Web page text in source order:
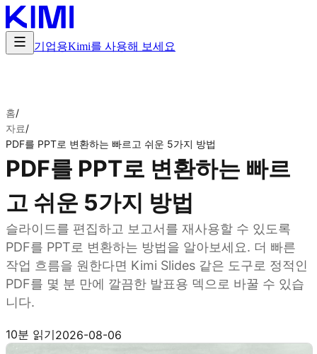
기업용Kimi를 사용해 보세요
홈/
자료/
PDF를 PPT로 변환하는 빠르고 쉬운 5가지 방법
PDF를 PPT로 변환하는 빠르
고 쉬운 5가지 방법
슬라이드를 편집하고 보고서를 재사용할 수 있도록
PDF를 PPT로 변환하는 방법을 알아보세요. 더 빠른
작업 흐름을 원한다면 Kimi Slides 같은 도구로 정적인
PDF를 몇 분 만에 깔끔한 발표용 덱으로 바꿀 수 있습
니다.
10분 읽기2026-08-06